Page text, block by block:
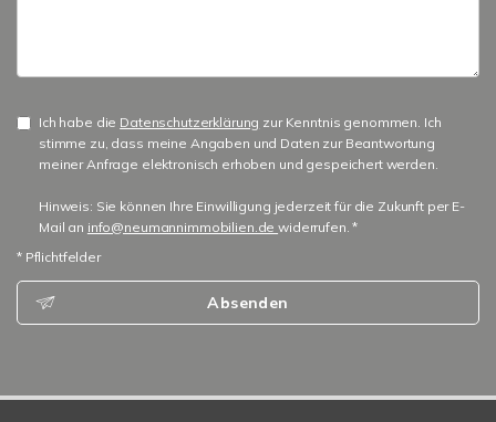
Ich habe die Datenschutzerklärung zur Kenntnis genommen. Ich
stimme zu, dass meine Angaben und Daten zur Beantwortung
meiner Anfrage elektronisch erhoben und gespeichert werden.
Hinweis: Sie können Ihre Einwilligung jederzeit für die Zukunft per E-
Mail an info@neumannimmobilien.dewiderrufen. *
* Pflichtfelder
Absenden